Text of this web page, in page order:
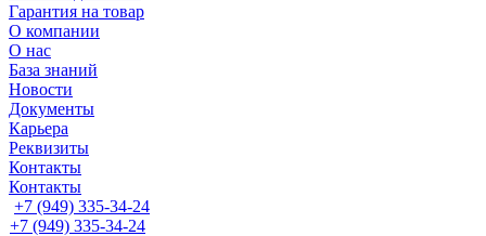
Гарантия на товар
О компании
О нас
База знаний
Новости
Документы
Карьера
Реквизиты
Контакты
Контакты
+7 (949) 335-34-24
+7 (949) 335-34-24